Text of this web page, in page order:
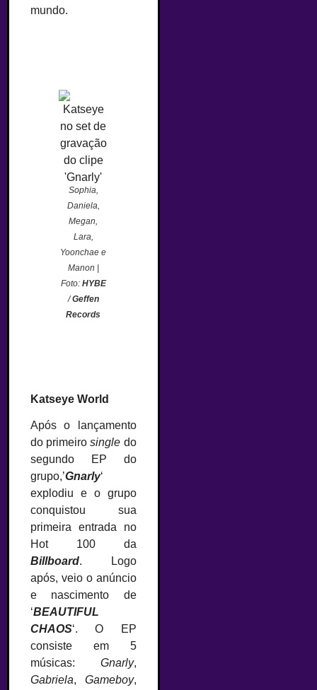
mundo.
Sophia,
Daniela,
Megan,
Lara,
Yoonchae e
Manon |
Foto: HYBE
/Geffen
Records
Katseye World
Após o lançamento
do primeirosingle do
segundo EP do
grupo,’Gnarly‘
explodiu e o grupo
conquistou sua
primeira entrada no
Hot 100 da
Billboard. Logo
após, veio o anúncio
e nascimento de
‘BEAUTIFUL
CHAOS‘. O EP
consiste em 5
músicas: Gnarly,
Gabriela, Gameboy,